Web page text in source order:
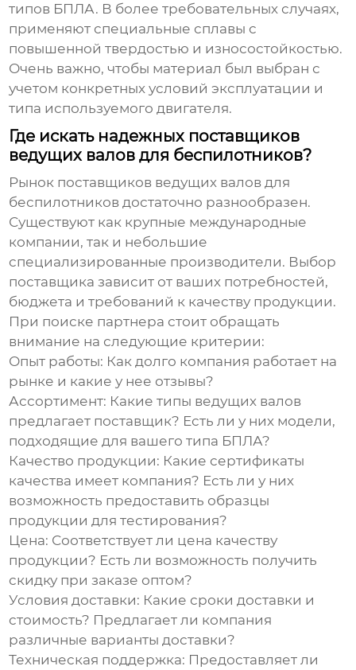
типов БПЛА. В более требовательных случаях,
применяют специальные сплавы с
повышенной твердостью и износостойкостью.
Очень важно, чтобы материал был выбран с
учетом конкретных условий эксплуатации и
типа используемого двигателя.
Где искать надежных поставщиков
ведущих валов для беспилотников?
Рынок поставщиков ведущих валов для
беспилотников достаточно разнообразен.
Существуют как крупные международные
компании, так и небольшие
специализированные производители. Выбор
поставщика зависит от ваших потребностей,
бюджета и требований к качеству продукции.
При поиске партнера стоит обращать
внимание на следующие критерии:
Опыт работы: Как долго компания работает на
рынке и какие у нее отзывы?
Ассортимент: Какие типы ведущих валов
предлагает поставщик? Есть ли у них модели,
подходящие для вашего типа БПЛА?
Качество продукции: Какие сертификаты
качества имеет компания? Есть ли у них
возможность предоставить образцы
продукции для тестирования?
Цена: Соответствует ли цена качеству
продукции? Есть ли возможность получить
скидку при заказе оптом?
Условия доставки: Какие сроки доставки и
стоимость? Предлагает ли компания
различные варианты доставки?
Техническая поддержка: Предоставляет ли